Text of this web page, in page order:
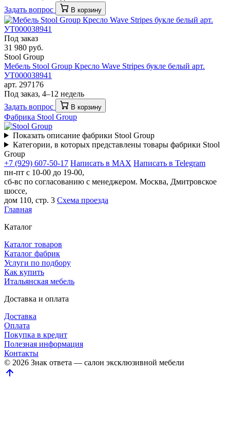
Задать вопрос
В корзину
Под заказ
31 980 руб.
Stool Group
Мебель Stool Group Кресло Wave Stripes букле белый арт.
УТ000038941
арт. 297176
Под заказ, 4–12 недель
Задать вопрос
В корзину
Фабрика Stool Group
Показать описание фабрики Stool Group
Категории, в которых представлены товары фабрики Stool
Group
+7 (929) 607-50-17 Написать в MAX Написать в Telegram
пн-пт с 10-00 до 19-00,
сб-вс по согласованию с менеджером. Москва, Дмитровское
шоссе,
дом 110, стр. 3 Схема проезда
Главная
Каталог
Каталог товаров
Каталог фабрик
Услуги по подбору
Как купить
Итальянская мебель
Доставка и оплата
Доставка
Оплата
Покупка в кредит
Полезная информация
Контакты
© 2026 Знак ответа — салон эксклюзивной мебели